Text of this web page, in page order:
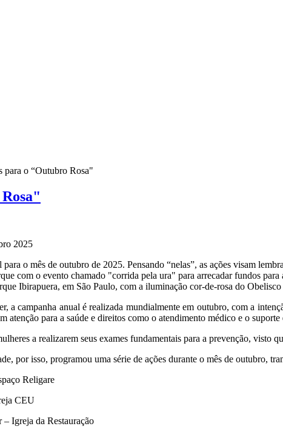
para o “Outubro Rosa"
2025
o mês de outubro de 2025. Pensando “nelas”, as ações visam
com o evento chamado "corrida pela ura" para arrecadar fundos
Ibirapuera, em São Paulo, com a iluminação cor-de-rosa do
a campanha anual é realizada mundialmente em outubro, com a
atenção para a saúde e direitos como o atendimento médico e o
a realizarem seus exames fundamentais para a prevenção, visto
por isso, programou uma série de ações durante o mês de outubro,
Religare
CEU
Igreja da Restauração